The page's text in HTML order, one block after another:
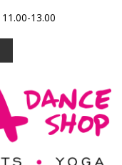
13.00